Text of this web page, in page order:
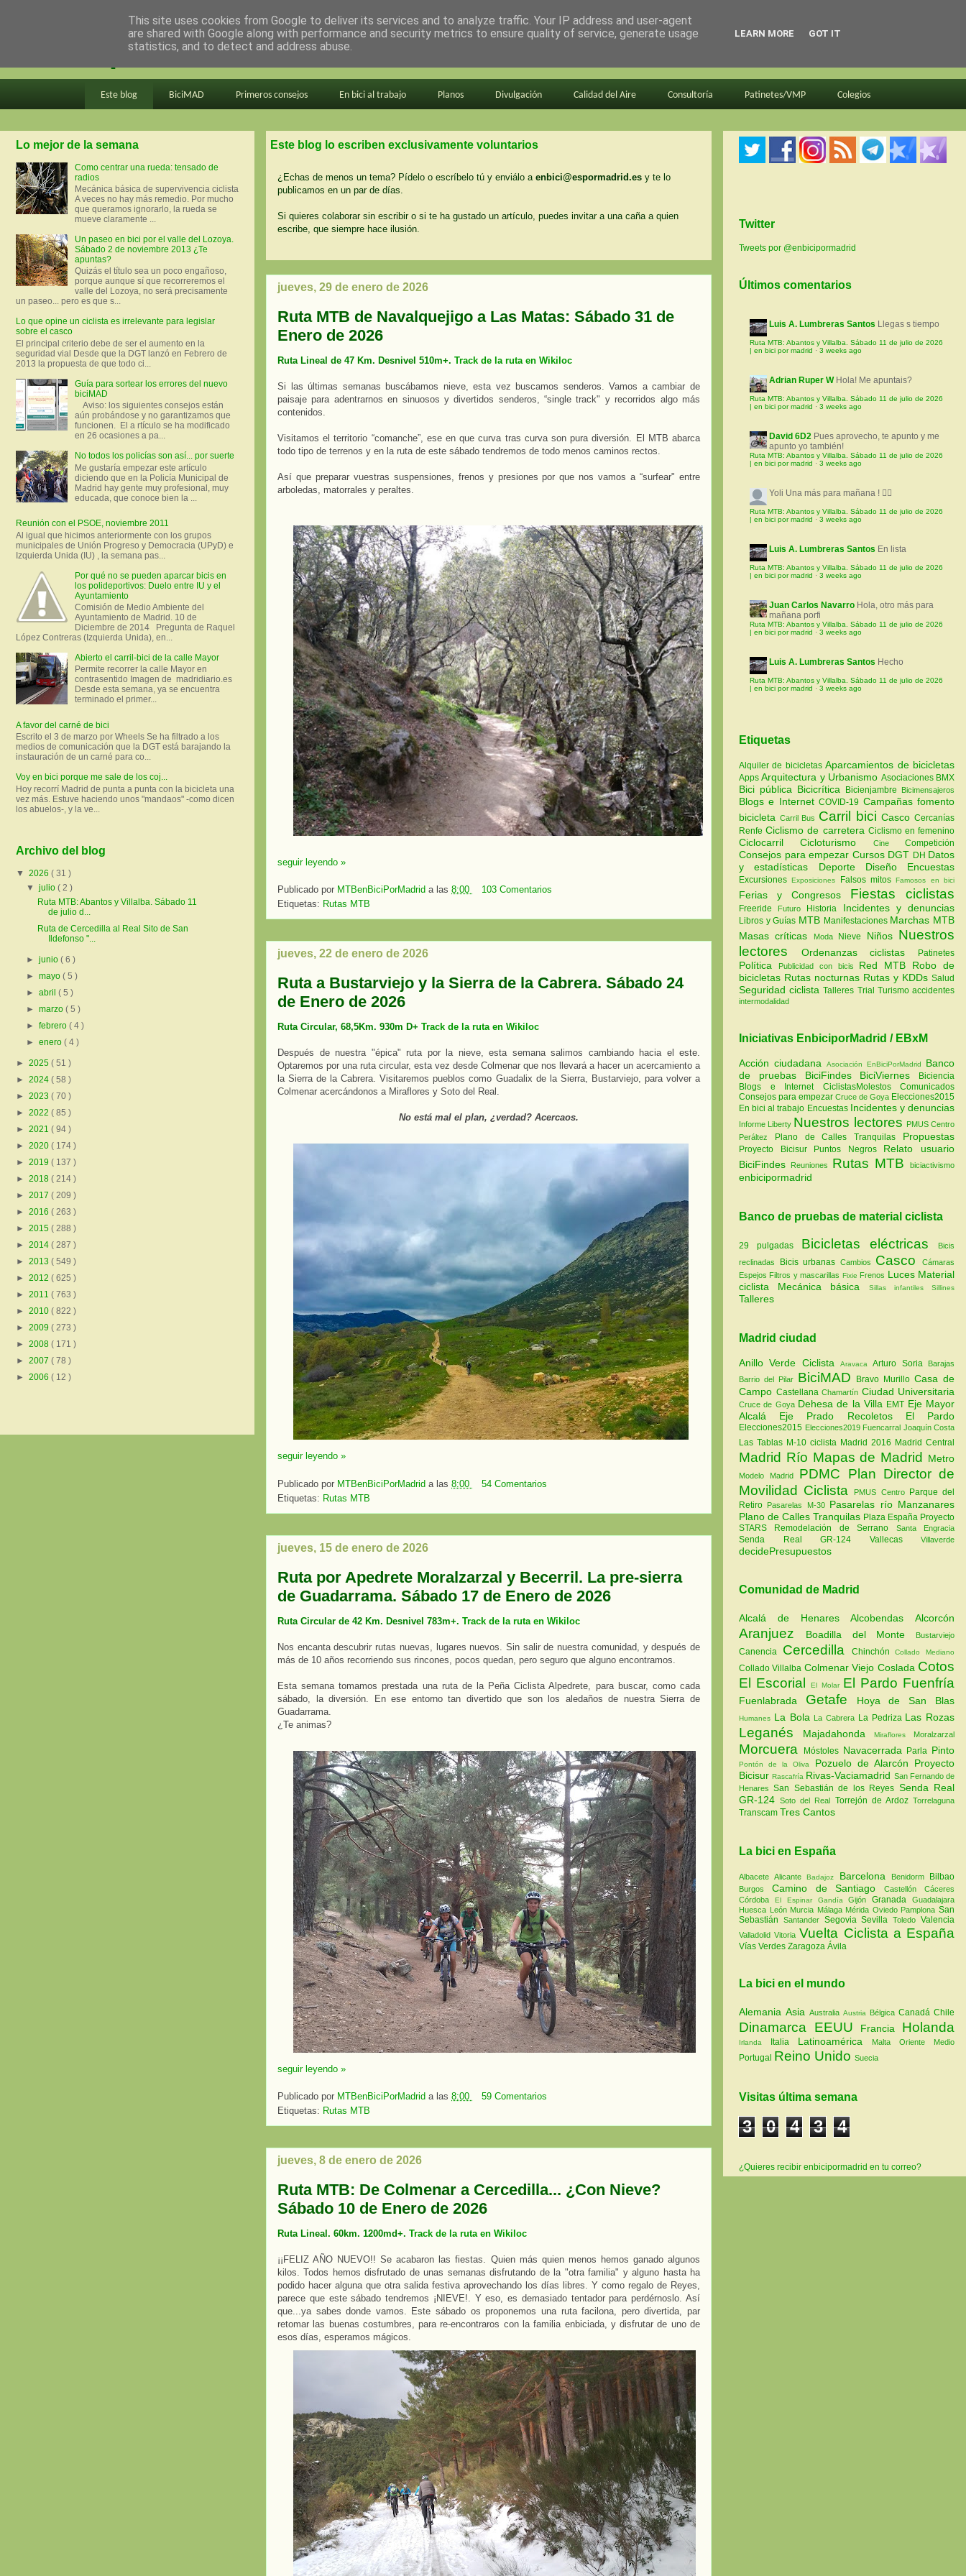
en bici por madrid
Este blog BiciMAD Primeros consejos En bici al trabajo Planos Divulgación Calidad del Aire Consultoría Patinetes/VMP Colegios
Este blog lo escriben exclusivamente voluntarios
¿Echas de menos un tema? Pídelo o escríbelo tú y enviálo a enbici@espormadrid.es y te lo
publicamos en un par de días.
Si quieres colaborar sin escribir o si te ha gustado un artículo, puedes invitar a una caña a quien
escribe, que siempre hace ilusión.
jueves, 29 de enero de 2026
Ruta MTB de Navalquejigo a Las Matas: Sábado 31 de
Enero de 2026
Ruta Lineal de 47 Km. Desnivel 510m+. Track de la ruta en Wikiloc
Si las últimas semanas buscábamos nieve, esta vez buscamos senderos. Vamos a cambiar de
paisaje para adentrarnos en sinuosos y divertidos senderos, “single track" y recorridos algo más
contenidos.
Visitamos el territorio “comanche”, ese en que curva tras curva son pura diversión. El MTB abarca
todo tipo de terrenos y en la ruta de este sábado tendremos de todo menos caminos rectos.
Así que preparar vuestras suspensiones, frenos y presiones por que nos vamos a “surfear" entre
arboledas, matorrales y peraltes.
seguir leyendo »
Publicado por MTBenBiciPorMadrid a las 8:00
103 Comentarios
Etiquetas: Rutas MTB
jueves, 22 de enero de 2026
Ruta a Bustarviejo y la Sierra de la Cabrera. Sábado 24
de Enero de 2026
Ruta Circular, 68,5Km. 930m D+ Track de la ruta en Wikiloc
Después de nuestra "épica" ruta por la nieve, esta semana salimos cambiando hacia el este.
Optaremos por una ruta circular, esta vez desde Colmenar que nos llevará a hacer un acercamiento a
la Sierra de la Cabrera. Visitaremos pueblos como Guadalix de la Sierra, Bustarviejo, para volver a
Colmenar acercándonos a Miraflores y Soto del Real.
No está mal el plan, ¿verdad? Acercaos.
seguir leyendo »
Publicado por MTBenBiciPorMadrid a las 8:00
54 Comentarios
Etiquetas: Rutas MTB
jueves, 15 de enero de 2026
Ruta por Apedrete Moralzarzal y Becerril. La pre-sierra
de Guadarrama. Sábado 17 de Enero de 2026
Ruta Circular de 42 Km. Desnivel 783m+. Track de la ruta en Wikiloc
Nos encanta descubrir rutas nuevas, lugares nuevos. Sin salir de nuestra comunidad, y después de
más de 10 años recorriendo sus rincones, pocos quedan, pero seguro que alguno encontramos.
Esta semana tomamos prestada una ruta de la Peña Ciclista Alpedrete, para buscar, como cada
sábado, la diversión. En ese entorno tan divertido que son los aledaños de nuestra Sierra de
Guadarrama.
¿Te animas?
seguir leyendo »
Publicado por MTBenBiciPorMadrid a las 8:00
59 Comentarios
Etiquetas: Rutas MTB
jueves, 8 de enero de 2026
Ruta MTB: De Colmenar a Cercedilla... ¿Con Nieve?
Sábado 10 de Enero de 2026
Ruta Lineal. 60km. 1200md+. Track de la ruta en Wikiloc
¡¡FELIZ AÑO NUEVO!! Se acabaron las fiestas. Quien más quien menos hemos ganado algunos
kilos. Todos hemos disfrutado de unas semanas disfrutando de la "otra familia" y alguno hasta ha
podido hacer alguna que otra salida festiva aprovechando los días libres. Y como regalo de Reyes,
parece que este sábado tendremos ¡NIEVE!. Y eso, es demasiado tentador para perdérnoslo. Así
que...ya sabes donde vamos. Este sábado os proponemos una ruta facilona, pero divertida, par
retomar las buenas costumbres, para re-encontraros con la familia enbiciada, y disfrutar de uno de
esos días, esperamos mágicos.
Lo mejor de la semana
Como centrar una rueda: tensado de
radios
Mecánica básica de supervivencia ciclista
A veces no hay más remedio. Por mucho
que queramos ignorarlo, la rueda se
mueve claramente ...
Un paseo en bici por el valle del Lozoya.
Sábado 2 de noviembre 2013 ¿Te
apuntas?
Quizás el título sea un poco engañoso,
porque aunque sí que recorreremos el
valle del Lozoya, no será precisamente
un paseo... pero es que s...
Lo que opine un ciclista es irrelevante para legislar
sobre el casco
El principal criterio debe de ser el aumento en la
seguridad vial Desde que la DGT lanzó en Febrero de
2013 la propuesta de que todo ci...
Guía para sortear los errores del nuevo
biciMAD
Aviso: los siguientes consejos están
aún probándose y no garantizamos que
funcionen. El a rtículo se ha modificado
en 26 ocasiones a pa...
No todos los policías son así... por suerte
Me gustaría empezar este artículo
diciendo que en la Policía Municipal de
Madrid hay gente muy profesional, muy
educada, que conoce bien la ...
Reunión con el PSOE, noviembre 2011
Al igual que hicimos anteriormente con los grupos
municipales de Unión Progreso y Democracia (UPyD) e
Izquierda Unida (IU) , la semana pas...
Por qué no se pueden aparcar bicis en
los polideportivos: Duelo entre IU y el
Ayuntamiento
Comisión de Medio Ambiente del
Ayuntamiento de Madrid. 10 de
Diciembre de 2014 Pregunta de Raquel
López Contreras (Izquierda Unida), en...
Abierto el carril-bici de la calle Mayor
Permite recorrer la calle Mayor en
contrasentido Imagen de madridiario.es
Desde esta semana, ya se encuentra
terminado el primer...
A favor del carné de bici
Escrito el 3 de marzo por Wheels Se ha filtrado a los
medios de comunicación que la DGT está barajando la
instauración de un carné para co...
Voy en bici porque me sale de los coj...
Hoy recorrí Madrid de punta a punta con la bicicleta una
vez más. Estuve haciendo unos "mandaos" -como dicen
los abuelos-, y la ve...
Archivo del blog
▼ 2026 ( 31 )
▼julio( 2 )
Ruta MTB: Abantos y Villalba. Sábado 11
de julio d...
Ruta de Cercedilla al Real Sito de San
Ildefonso "...
►junio( 6 )
►mayo( 5 )
►abril( 5 )
►marzo( 5 )
►febrero( 4 )
►enero( 4 )
► 2025 ( 51 )
► 2024 ( 58 )
► 2023 ( 70 )
► 2022 ( 85 )
► 2021 ( 94 )
► 2020 ( 174 )
► 2019 ( 137 )
► 2018 ( 214 )
► 2017 ( 209 )
► 2016 ( 263 )
► 2015 ( 288 )
► 2014 ( 287 )
► 2013 ( 549 )
► 2012 ( 625 )
► 2011 ( 763 )
► 2010 ( 822 )
► 2009 ( 273 )
► 2008 ( 171 )
► 2007 ( 78 )
► 2006 ( 12 )
Twitter
Tweets por @enbicipormadrid
Últimos comentarios
Luis A. Lumbreras Santos Llegas s tiempo
Ruta MTB: Abantos y Villalba. Sábado 11 de julio de 2026
| en bici por madrid · 3 weeks ago
Adrian Ruper W Hola! Me apuntais?
Ruta MTB: Abantos y Villalba. Sábado 11 de julio de 2026
| en bici por madrid · 3 weeks ago
David 6D2 Pues aprovecho, te apunto y me
apunto yo también!
Ruta MTB: Abantos y Villalba. Sábado 11 de julio de 2026
| en bici por madrid · 3 weeks ago
Yoli Una más para mañana ! 🚵‍♀️
Ruta MTB: Abantos y Villalba. Sábado 11 de julio de 2026
| en bici por madrid · 3 weeks ago
Luis A. Lumbreras Santos En lista
Ruta MTB: Abantos y Villalba. Sábado 11 de julio de 2026
| en bici por madrid · 3 weeks ago
Juan Carlos Navarro Hola, otro más para
mañana porfi
Ruta MTB: Abantos y Villalba. Sábado 11 de julio de 2026
| en bici por madrid · 3 weeks ago
Luis A. Lumbreras Santos Hecho
Ruta MTB: Abantos y Villalba. Sábado 11 de julio de 2026
| en bici por madrid · 3 weeks ago
Etiquetas
Alquiler de bicicletasAparcamientos de bicicletas
AppsArquitectura y Urbanismo Asociaciones BMX
Bici pública Bicicrítica Bicienjambre Bicimensajeros
Blogs e InternetCOVID-19 Campañas fomento
bicicleta Carril Bus Carril biciCascoCercanías
RenfeCiclismo de carretera Ciclismo en femenino
CiclocarrilCicloturismo CineCompetición
Consejos para empezar Cursos DGT DH Datos
y estadísticas Deporte Diseño Encuestas
ExcursionesExposiciones Falsos mitosFamosos en bici
Ferias y Congresos Fiestas ciclistas
Freeride Futuro Historia Incidentes y denuncias
Libros y Guías MTB Manifestaciones Marchas MTB
Masas críticas
Moda Nieve Niños Nuestros
lectores
Ordenanzas ciclistas Patinetes
Política Publicidad con bicis Red MTB Robo de
bicicletas Rutas nocturnas Rutas y KDDs Salud
Seguridad ciclistaTalleres Trial Turismoaccidentes
intermodalidad
Iniciativas EnbiciporMadrid / EBxM
Acción ciudadana Asociación EnBiciPorMadrid
Banco
de pruebas
BiciFindes BiciViernes
Biciencia
Blogs e Internet
CiclistasMolestos
Comunicados
Consejos para empezar Cruce de Goya Elecciones2015
En bici al trabajo Encuestas Incidentes y denuncias
Informe Liberty Nuestros lectores
PMUS Centro
Peráltez
Plano de Calles Tranquilas Propuestas
Proyecto Bicisur Puntos Negros
Relato usuario
BiciFindes
Reuniones Rutas MTB biciactivismo
enbicipormadrid
Banco de pruebas de material ciclista
29 pulgadas Bicicletas eléctricas
Bicis
reclinadas
Bicis urbanas Cambios Casco
Cámaras
Espejos Filtros y mascarillas Fixie Frenos Luces Material
ciclista
Mecánica básica Sillas infantiles Sillines
Talleres
Madrid ciudad
Anillo Verde Ciclista AravacaArturo Soria
Barajas
Barrio del Pilar BiciMAD Bravo MurilloCasa de
Campo Castellana Chamartín Ciudad Universitaria
Cruce de Goya Dehesa de la Villa EMT Eje Mayor
Alcalá Eje Prado Recoletos El Pardo
Elecciones2015 Elecciones2019 Fuencarral Joaquín Costa
Las Tablas M-10 ciclista Madrid 2016 Madrid Central
Madrid Río Mapas de Madrid Metro
Modelo Madrid PDMC Plan Director de
Movilidad Ciclista
PMUS Centro Parque del
Retiro Pasarelas M-30 Pasarelas río Manzanares
Plano de Calles Tranquilas Plaza España Proyecto
STARS Remodelación de Serrano Santa Engracia
Senda Real GR-124 Vallecas Villaverde
decidePresupuestos
Comunidad de Madrid
Alcalá de HenaresAlcobendas Alcorcón
Aranjuez Boadilla del Monte Bustarviejo
Canencia Cercedilla ChinchónCollado Mediano
Collado Villalba Colmenar Viejo Coslada Cotos
El EscorialEl Molar El Pardo Fuenfría
Fuenlabrada Getafe Hoya de San Blas
Humanes La Bola La Cabrera La Pedriza Las Rozas
Leganés Majadahonda Miraflores Moralzarzal
Morcuera Móstoles Navacerrada Parla Pinto
Pontón de la Oliva Pozuelo de Alarcón Proyecto
BicisurRascafría Rivas-Vaciamadrid San Fernando de
HenaresSan Sebastián de los Reyes Senda Real
GR-124Soto del Real Torrejón de ArdozTorrelaguna
Transcam Tres Cantos
La bici en España
AlbaceteAlicanteBadajoz Barcelona Benidorm Bilbao
Burgos Camino de SantiagoCastellónCáceres
Córdoba El Espinar GandíaGijónGranadaGuadalajara
Huesca León Murcia Málaga Mérida Oviedo PamplonaSan
Sebastián Santander SegoviaSevillaToledoValencia
ValladolidVitoria Vuelta Ciclista a España
Vías Verdes Zaragoza Ávila
La bici en el mundo
Alemania Asia Australia Austria Bélgica Canadá Chile
Dinamarca EEUU Francia Holanda
Irlanda Italia Latinoamérica Malta Oriente Medio
Portugal Reino Unido Suecia
Visitas última semana
3 0 4 3 4
¿Quieres recibir enbicipormadrid en tu correo?
This site uses cookies from Google to deliver its services and to analyze traffic. Your IP address and user-agent
are shared with Google along with performance and security metrics to ensure quality of service, generate usage
statistics, and to detect and address abuse.
LEARN MORE GOT IT